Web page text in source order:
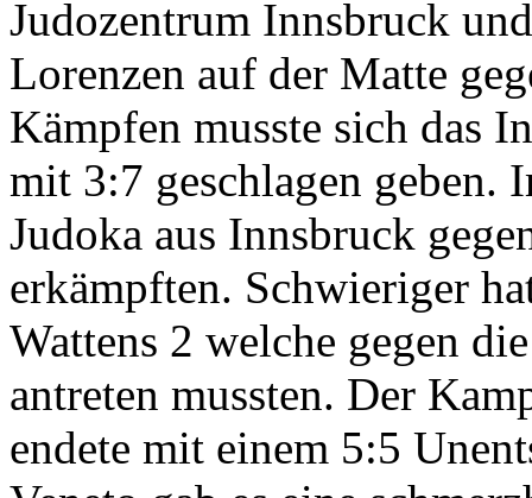
Judozentrum Innsbruck
Lorenzen auf der Matte
Kämpfen musste sich das
mit 3:7 geschlagen geben.
Judoka aus Innsbruck
erkämpften. Schwieriger
Wattens 2 welche gegen
antreten mussten. Der
endete mit einem 5:5